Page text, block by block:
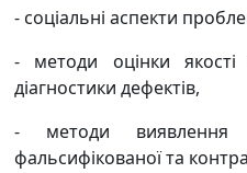
- соціальні аспекти
- методи оцінки
діагностики дефектів,
- методи виявлення
фальсифікованої та